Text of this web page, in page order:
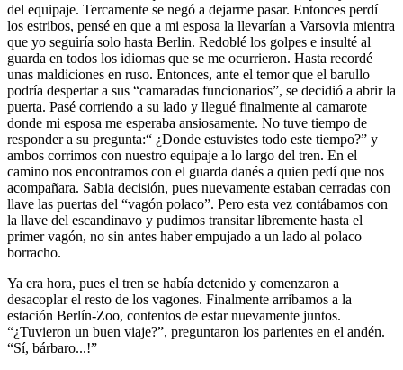
del equipaje. Tercamente se negó a dejarme pasar. Entonces perdí
los estribos, pensé en que a mi esposa la llevarían a Varsovia mientra
que yo seguiría solo hasta Berlin. Redoblé los golpes e insulté al
guarda en todos los idiomas que se me ocurrieron. Hasta recordé
unas maldiciones en ruso. Entonces, ante el temor que el barullo
podría despertar a sus
camaradas funcionarios , se decidió a abrir la
puerta. Pasé corriendo a su lado y llegué finalmente al camarote
donde mi esposa me esperaba ansiosamente. No tuve tiempo de
responder a su pregunta:
¿Donde estuvistes todo este tiempo?
y
ambos corrimos con nuestro equipaje a lo largo del tren. En el
camino nos encontramos con el guarda danés a quien pedí que nos
acompañara. Sabia decisión, pues nuevamente estaban cerradas con
llave las puertas del
vagón polaco . Pero esta vez contábamos con
la llave del escandinavo y pudimos transitar libremente hasta el
primer vagón, no sin antes haber empujado a un lado al polaco
borracho.
Ya era hora, pues el tren se había detenido y comenzaron a
desacoplar el resto de los vagones. Finalmente arribamos a la
estación Berlín-Zoo, contentos de estar nuevamente juntos.
¿Tuvieron un buen viaje? , preguntaron los parientes en el andén.
Sí, bárbaro...!